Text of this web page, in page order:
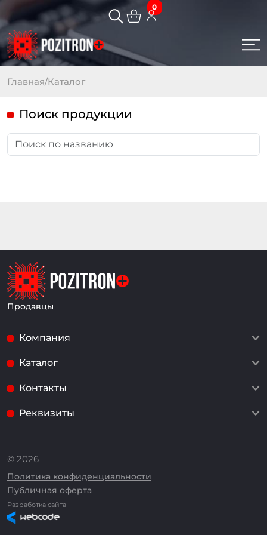
0
Главная/Каталог
Поиск продукции
Продавцы
Компания
Каталог
Контакты
Реквизиты
© 2026
Политика конфиденциальности
Публичная оферта
Разработка сайта